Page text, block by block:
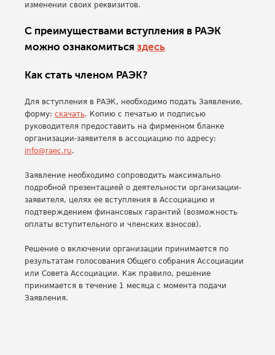
изменении своих реквизитов.
С преимуществами вступления в РАЭК
можно ознакомиться здесь
Как стать членом РАЭК?
Для вступления в РАЭК, необходимо подать Заявление,
форму: скачать. Копию с печатью и подписью
руководителя предоставить на фирменном бланке
организации-заявителя в ассоциацию по адресу:
info@raec.ru.
Заявление необходимо сопроводить максимально
подробной презентацией о деятельности организации-
заявителя, целях ее вступления в Ассоциацию и
подтверждением финансовых гарантий (возможность
оплаты вступительного и членских взносов).
Решение о включении организации принимается по
результатам голосования Общего собрания Ассоциации
или Совета Ассоциации. Как правило, решение
принимается в течение 1 месяца с момента подачи
Заявления.